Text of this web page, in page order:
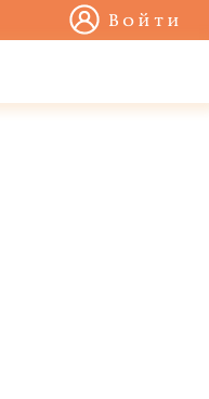
Войти